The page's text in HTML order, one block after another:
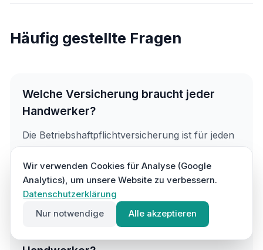
Häufig gestellte Fragen
Welche Versicherung braucht jeder
Handwerker?
Die Betriebshaftpflichtversicherung ist für jeden
Handwerksbetrieb unverzichtbar. Sie schützt bei
Personen-, Sach- und Vermögensschäden, die
bei der Arbeit beim Kunden entstehen.
Wir verwenden Cookies für Analyse (Google
Analytics), um unsere Website zu verbessern.
Datenschutzerklärung
Nur notwendige
Alle akzeptieren